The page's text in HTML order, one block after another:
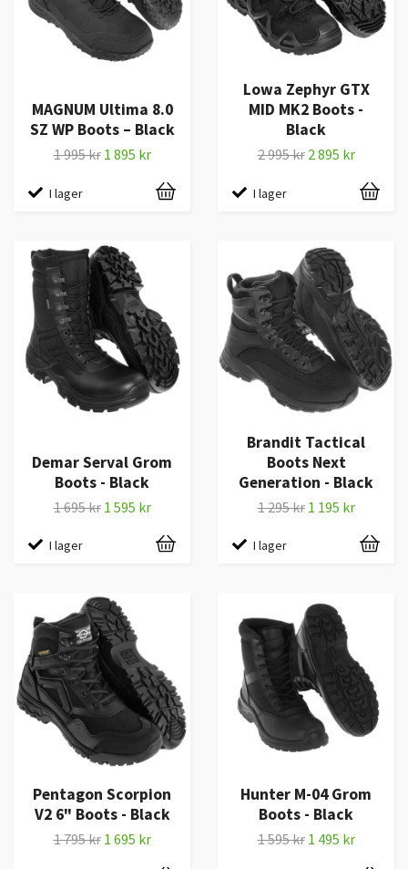
MAGNUM Ultima 8.0
SZ WP Boots – Black
1 995 kr 1 895 kr
I lager
Lowa Zephyr GTX
MID MK2 Boots -
Black
2 995 kr 2 895 kr
I lager
Demar Serval Grom
Boots - Black
1 695 kr 1 595 kr
I lager
Brandit Tactical
Boots Next
Generation - Black
1 295 kr 1 195 kr
I lager
Pentagon Scorpion
V2 6" Boots - Black
1 795 kr 1 695 kr
Hunter M-04 Grom
Boots - Black
1 595 kr 1 495 kr